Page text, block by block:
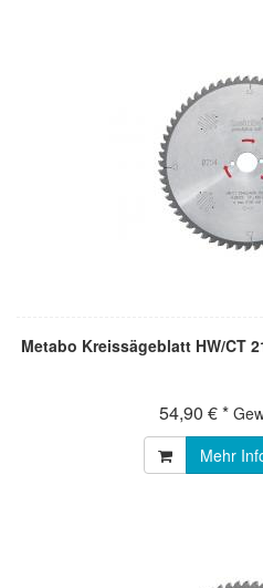
Metabo Kreissägeblatt HW/CT
54,90 € *
Mehr